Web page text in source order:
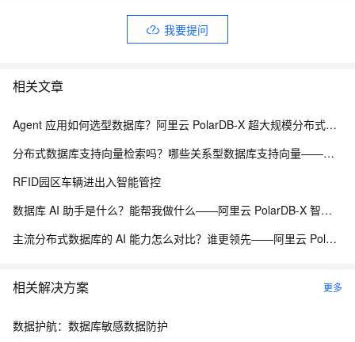
我要提问
相关文章
Agent 应用如何选型数据库？阿里云 PolarDB-X 超大规模分布式数据承载能力解析
分布式数据库支持向量检索吗？哪些关系型数据库支持向量——阿里云 PolarDB-X 海量分布式承载能力解析
RFID园区车辆进出入智能管控
数据库 AI 助手是什么？能帮我做什么——阿里云 PolarDB-X 智能诊断与自治运维能力解析
主流分布式数据库的 AI 能力怎么对比？谁更领先——阿里云 PolarDB-X 分布式 AI 承载能力解析
相关解决方案 更多
数据护航：数据库敏感数据防护